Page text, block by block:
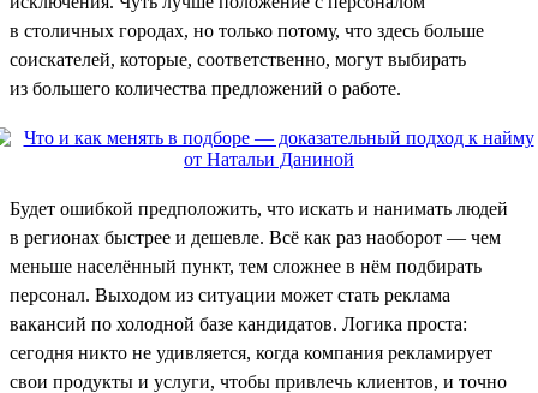
в столичных городах, но только потому, что здесь больше
соискателей, которые, соответственно, могут выбирать
из большего количества предложений о работе.
Будет ошибкой предположить, что искать и нанимать людей
в регионах быстрее и дешевле. Всё как раз наоборот — чем
меньше населённый пункт, тем сложнее в нём подбирать
персонал. Выходом из ситуации может стать реклама
вакансий по холодной базе кандидатов. Логика проста:
сегодня никто не удивляется, когда компания рекламирует
свои продукты и услуги, чтобы привлечь клиентов, и точно